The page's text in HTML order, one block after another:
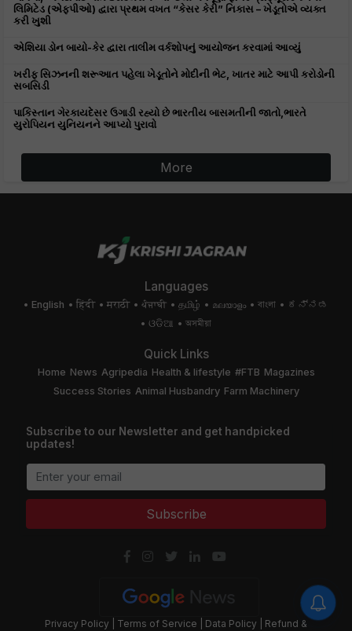
લિમિટેડ (એફપીઓ) દ્વારા પ્રથમ વખત “કેસર કેરી” નિકાસ – ખેડૂતોએ વ્યક્ત
કરી ખુશી
એશિયા ડોન બાયો-કેર દ્વારા તાલીમ વર્કશોપનું આયોજન કરવામાં આવ્યું
ખરીફ સિઝનની શરૂઆત પહેલા ખેડૂતોને મોદીની ભેટ, ખાતર માટે આપી કરોડોની
સબસિડી
પાકિસ્તાન ગેરકાયદેસર ઉગાડી રહ્યો છે ભારતીય બાસમતીની જાતો,ભારતે
યુરોપિયન યુનિયનને આપ્યો પુરાવો
More
Languages
English हिंदी मराठी ਪੰਜਾਬੀ தமிழ் മലയാളം বাংলা
ಕನ್ನಡ
ଓଡିଆ
অসমীয়া
Quick Links
Home News Agripedia Health & lifestyle #FTB Magazines
Success Stories Animal Husbandry Farm Machinery
Subscribe to our Newsletter and get handpicked
updates!
Subscribe
Privacy Policy Terms of Service Data Policy Refund &